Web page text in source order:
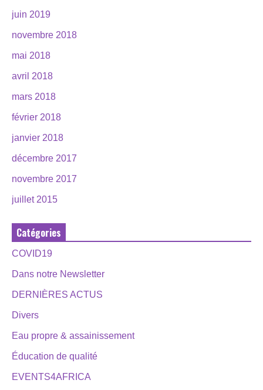
juin 2019
novembre 2018
mai 2018
avril 2018
mars 2018
février 2018
janvier 2018
décembre 2017
novembre 2017
juillet 2015
Catégories
COVID19
Dans notre Newsletter
DERNIÈRES ACTUS
Divers
Eau propre & assainissement
Éducation de qualité
EVENTS4AFRICA